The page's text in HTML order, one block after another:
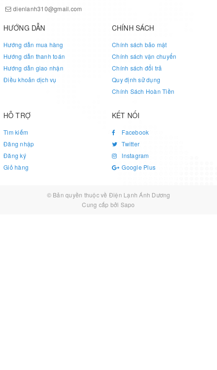
dienlanh310@gmail.com
HƯỚNG DẪN
Hướng dẫn mua hàng
Hướng dẫn thanh toán
Hướng dẫn giao nhận
Điều khoản dịch vụ
CHÍNH SÁCH
Chính sách bảo mật
Chính sách vận chuyển
Chính sách đổi trả
Quy định sử dụng
Chính Sách Hoàn Tiền
HỖ TRỢ
Tìm kiếm
Đăng nhập
Đăng ký
Giỏ hàng
KẾT NỐI
Facebook
Twitter
Instagram
Google Plus
© Bản quyền thuộc về Điện Lạnh Ánh Dương
Cung cấp bởi Sapo